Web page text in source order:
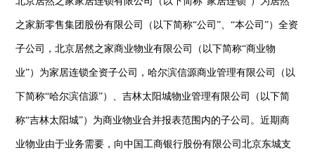
之家新零售集团股份有限公司（以下简称“公司”、“本公司”）全资
子公司，北京居然之家商业物业有限公司（以下简称“商业物
业”）为家居连锁全资子公司，哈尔滨信源商业管理有限公司（以
下简称“哈尔滨信源”）、吉林太阳城物业管理有限公司（以下简
称“吉林太阳城”）为商业物业合并报表范围内的子公司。近期商
业物业由于业务需要，向中国工商银行股份有限公司北京东城支